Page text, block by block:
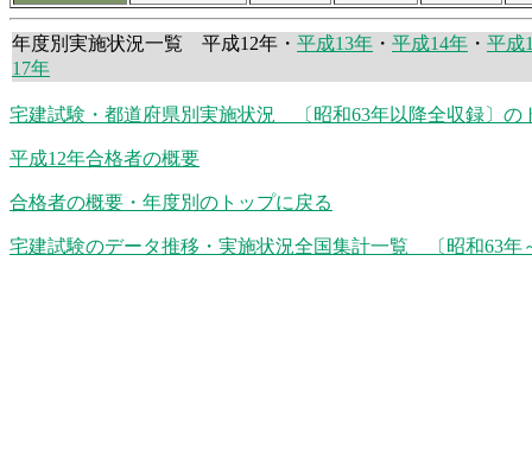
年度別実施状況一覧 平成12年・ 平成13年 ・ 平成14年 ・ 平成
17年
宅建試験・都道府県別実施状況 〔昭和63年以降全収録〕の
平成12年合格者の概要
合格者の概要・年度別のトップに戻る
宅建試験のデータ推移・実施状況全国集計一覧 〔昭和63年